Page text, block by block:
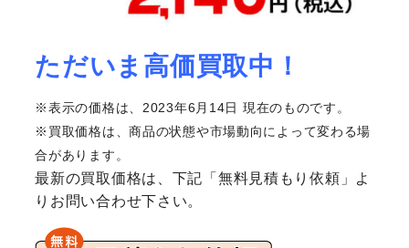
ただいま高価買取中！
※表示の価格は、2023年6月14日 現在のものです。
※買取価格は、商品の状態や市場動向によって変わる場
合があります。
最新の買取価格は、下記「無料見積もり依頼」よ
りお問い合わせ下さい。